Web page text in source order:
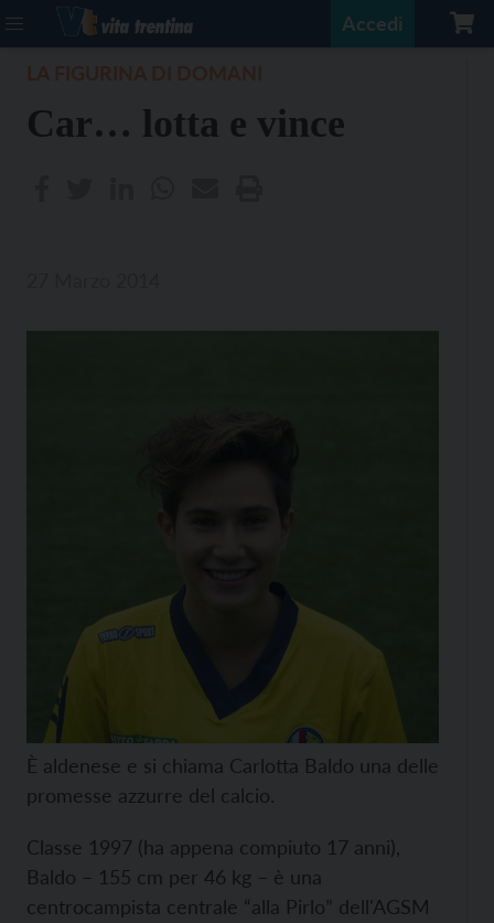
Accedi
Car… lotta e vince
È aldenese e si chiama Carlotta Baldo una delle
promesse azzurre del calcio.
Classe 1997 (ha appena compiuto 17 anni),
Baldo – 155 cm per 46 kg – è una
centrocampista centrale “alla Pirlo” dell'AGSM